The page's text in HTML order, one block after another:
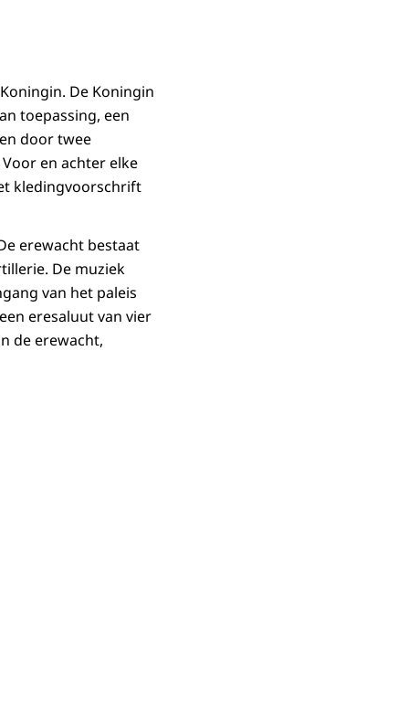
De Koningin
toepassing, een
door twee
en achter elke
kledingvoorschrift
erewacht bestaat
De muziek
van het paleis
eresaluut van vier
de erewacht,